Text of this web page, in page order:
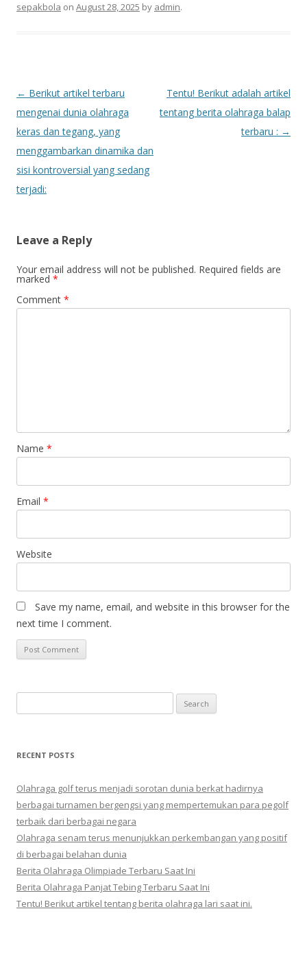
sepakbola on August 28, 2025 by admin.
P
o
s
t
n
a
g
a
t
i
← Berikut artikel terbaru
mengenai dunia olahraga
keras dan tegang, yang
menggambarkan dinamika dan
sisi kontroversial yang sedang
terjadi:
Tentu! Berikut adalah artikel
tentang berita olahraga balap
terbaru : →
Leave a Reply
Your email address will not be published. Required fields are
marked *
Comment *
Name *
Email *
Website
Save my name, email, and website in this browser for the
next time I comment.
for:
RECENT POSTS
Olahraga golf terus menjadi sorotan dunia berkat hadirnya
berbagai turnamen bergengsi yang mempertemukan para pegolf
terbaik dari berbagai negara
Olahraga senam terus menunjukkan perkembangan yang positif
di berbagai belahan dunia
Berita Olahraga Olimpiade Terbaru Saat Ini
Berita Olahraga Panjat Tebing Terbaru Saat Ini
Tentu! Berikut artikel tentang berita olahraga lari saat ini.